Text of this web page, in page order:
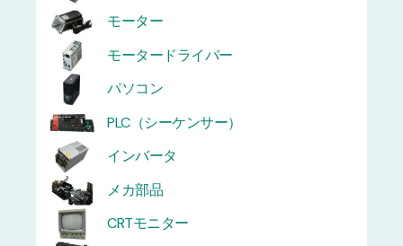
モーター
モータードライバー
パソコン
PLC（シーケンサー）
インバータ
メカ部品
CRTモニター